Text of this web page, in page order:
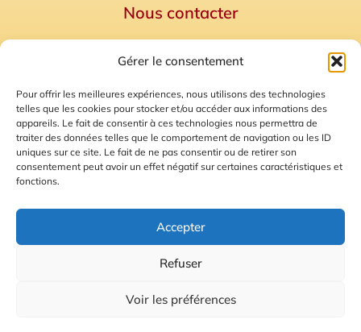
Gérer le consentement
Pour offrir les meilleures expériences, nous utilisons des technologies
telles que les cookies pour stocker et/ou accéder aux informations des
appareils. Le fait de consentir à ces technologies nous permettra de
traiter des données telles que le comportement de navigation ou les ID
uniques sur ce site. Le fait de ne pas consentir ou de retirer son
consentement peut avoir un effet négatif sur certaines caractéristiques et
fonctions.
Accepter
Refuser
Voir les préférences
Nous contacter
Mentions Légales
Plan du site
Gestion des Cookies
© 2026 Radio Calade